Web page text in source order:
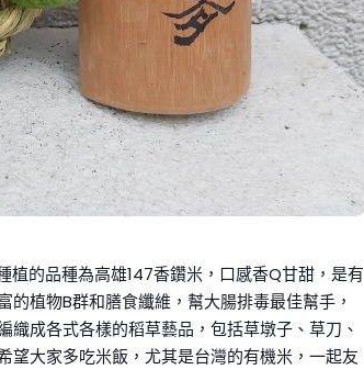
的品種為高雄147香鑽米，口感香Q甘甜，是有
植物B群和膳食纖維，幫大腸排毒最佳幫手，
成各式各樣的稻草藝品，包括草墩子、草刀、
望大家多吃米飯，尤其是台灣的有機米，一起友